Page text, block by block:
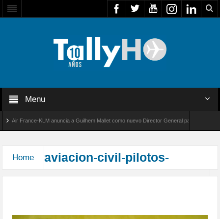
Menu
Air France-KLM anuncia a Guilhem Mallet como nuevo Director General para América
Home aviacion-civil-pilotos-